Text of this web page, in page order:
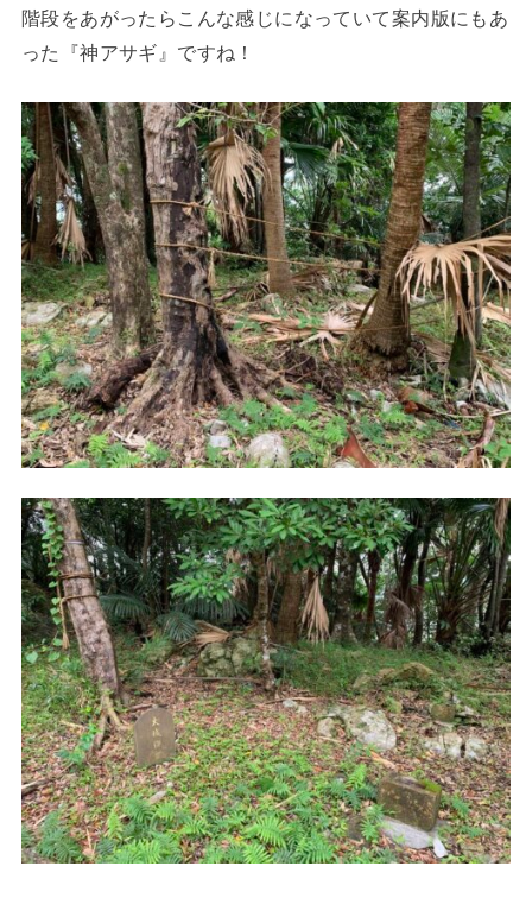
階段をあがったらこんな感じになっていて案内版にもあ
った『神アサギ』ですね！